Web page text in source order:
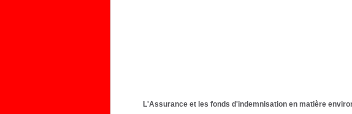
L'Assurance et les fonds d'indemnisation en matière